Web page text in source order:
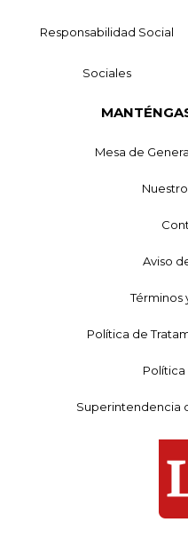
Responsabilidad Social
Sociales
Mesa de
Aviso
Términos
Política de
Superintendencia